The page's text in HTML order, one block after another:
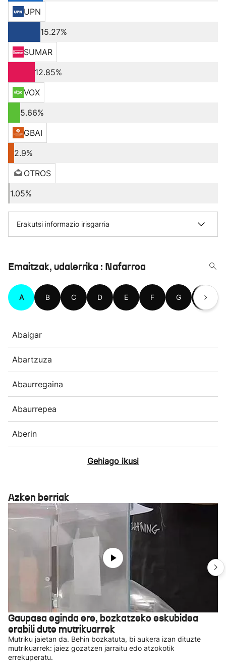
UPN
15.27%
SUMAR
12.85%
VOX
5.66%
GBAI
2.9%
OTROS
1.05%
Erakutsi informazio irisgarria
Emaitzak, udalerrika : Nafarroa
A B C D E F G H
Abaigar
Abartzuza
Abaurregaina
Abaurrepea
Aberin
Gehiago ikusi
Azken berriak
Gaupasa eginda ere, bozkatzeko eskubidea
erabili dute mutrikuarrek
Mutriku jaietan da. Behin bozkatuta, bi aukera izan dituzte
mutrikuarrek: jaiez gozatzen jarraitu edo atzokotik
errekuperatu.